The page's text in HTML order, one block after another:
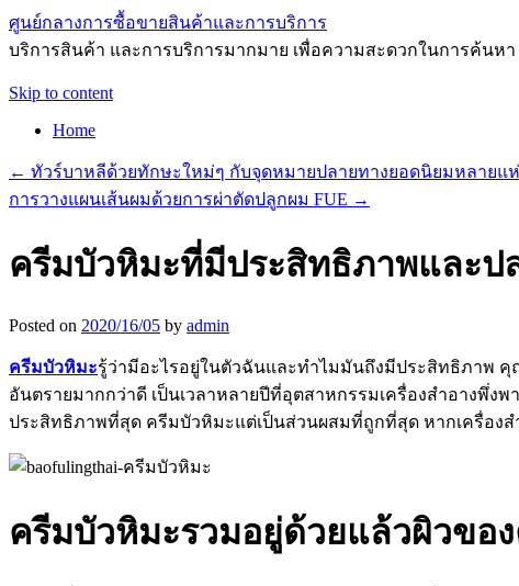
ศูนย์กลางการซื้อขายสินค้าและการบริการ
บริการสินค้า และการบริการมากมาย เพื่อความสะดวกในการค้นหา
Skip to content
Home
← ทัวร์บาหลีด้วยทักษะใหม่ๆ กับจุดหมายปลายทางยอดนิยมหลายแ
การวางแผนเส้นผมด้วยการผ่าตัดปลูกผม FUE →
ครีมบัวหิมะที่มีประสิทธิภาพและ
Posted on 2020/16/05 by admin
ครีมบัวหิมะรู้ว่ามีอะไรอยู่ในตัวฉันและทำไมมันถึงมีประสิทธิภาพ
อันตรายมากกว่าดี เป็นเวลาหลายปีที่อุตสาหกรรมเครื่องสำอางพึ่
ประสิทธิภาพที่สุด ครีมบัวหิมะแต่เป็นส่วนผสมที่ถูกที่สุด หากเครื่อง
ครีมบัวหิมะรวมอยู่ด้วยแล้วผิวขอ